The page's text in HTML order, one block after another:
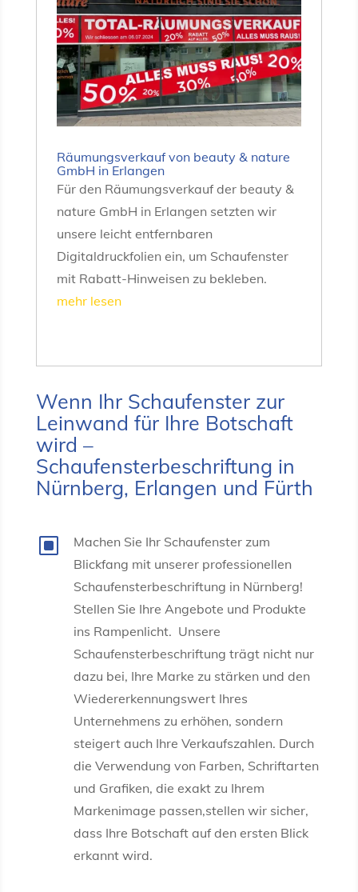
Räumungsverkauf von beauty & nature
GmbH in Erlangen
Für den Räumungsverkauf der beauty &
nature GmbH in Erlangen setzten wir
unsere leicht entfernbaren
Digitaldruckfolien ein, um Schaufenster
mit Rabatt-Hinweisen zu bekleben.
mehr lesen
Wenn Ihr Schaufenster zur
Leinwand für Ihre Botschaft
wird –
Schaufensterbeschriftung in
Nürnberg, Erlangen und Fürth
W
Machen Sie Ihr Schaufenster zum
Blickfang mit unserer professionellen
Schaufensterbeschriftung in Nürnberg!
Stellen Sie Ihre Angebote und Produkte
ins Rampenlicht. Unsere
Schaufensterbeschriftung trägt nicht nur
dazu bei, Ihre Marke zu stärken und den
Wiedererkennungswert Ihres
Unternehmens zu erhöhen, sondern
steigert auch Ihre Verkaufszahlen. Durch
die Verwendung von Farben, Schriftarten
und Grafiken, die exakt zu Ihrem
Markenimage passen,stellen wir sicher,
dass Ihre Botschaft auf den ersten Blick
erkannt wird.